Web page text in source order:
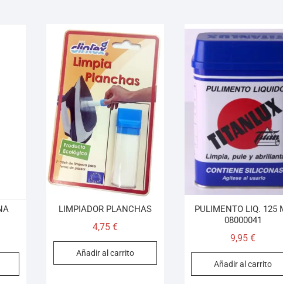
LIMPIADOR PLANCHAS
4,75€
Añadir al carrito
PULIMENTO LIQ. 125
08000041
9,95€
Añadir al carrito